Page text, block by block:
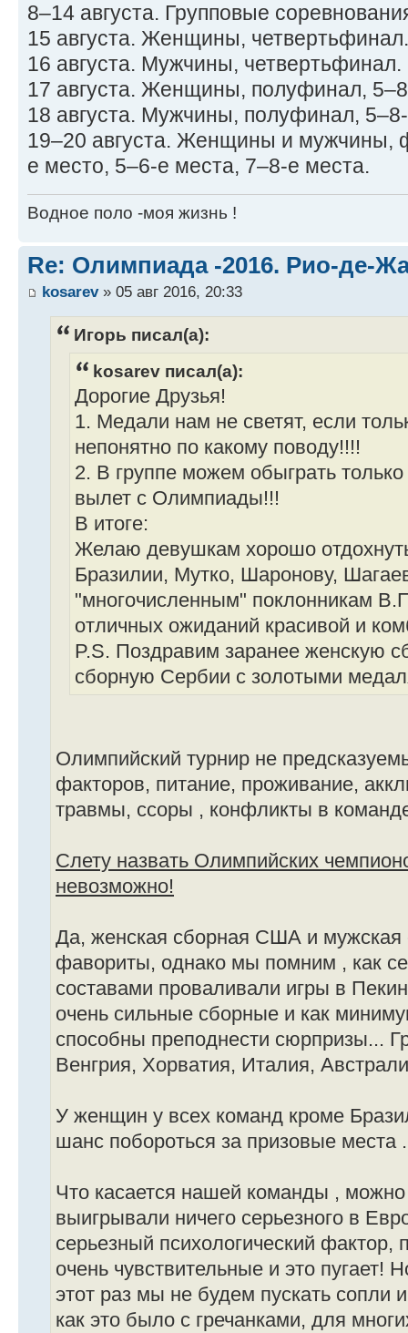
8–14 августа. Групповые
15 августа. Женщины, четвертьфинал.
16 августа. Мужчины, четвертьфинал.
17 августа. Женщины, полуфинал,
18 августа. Мужчины, полуфинал,
19–20 августа. Женщины и мужчины,
е место, 5–6-е места, 7–8-е места.
Водное поло -моя жизнь !
Re: Олимпиада -2016. Рио-де-
kosarev» 05 авг 2016, 20:33
Игорь писал(а):
kosarev писал(а):
Дорогие Друзья!
1. Медали нам не светят, если
непонятно по какому поводу!!!!
2. В группе можем обыграть
вылет с Олимпиады!!!
В итоге:
Желаю девушкам хорошо
Бразилии, Мутко, Шаронову,
"многочисленным" поклонникам
отличных ожиданий красивой и
P.S. Поздравим заранее женскую
сборную Сербии с золотыми
Олимпийский турнир не
факторов, питание, проживание,
травмы, ссоры , конфликты в
Слету назвать Олимпийских
невозможно!
Да, женская сборная США и мужская
фавориты, однако мы помним , как
составами проваливали игры в
очень сильные сборные и как
способны преподнести сюрпризы...
Венгрия, Хорватия, Италия,
У женщин у всех команд кроме
шанс побороться за призовые места
Что касается нашей команды ,
выигрывали ничего серьезного в
серьезный психологический
очень чувствительные и это пугает!
этот раз мы не будем пускать сопли
как это было с гречанками, для